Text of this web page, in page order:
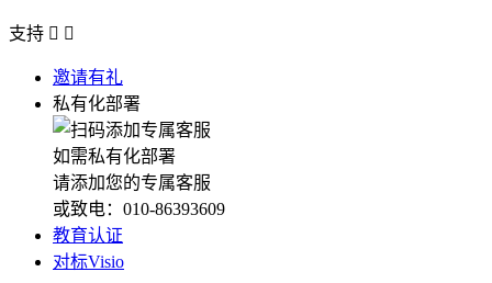
支持  
邀请有礼
私有化部署
如需私有化部署
请添加您的专属客服
或致电：010-86393609
教育认证
对标Visio